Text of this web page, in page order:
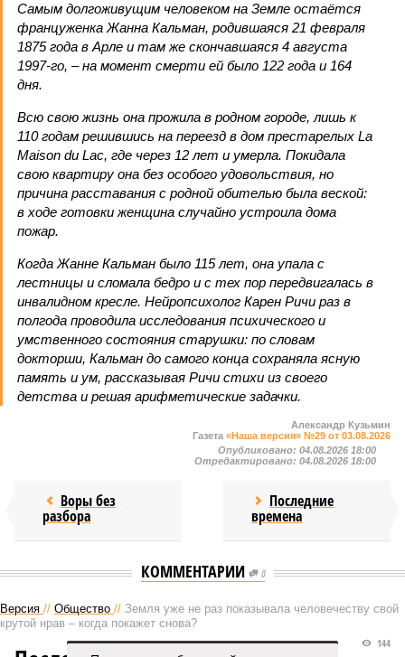
Самым долгоживущим человеком на Земле остаётся
француженка Жанна Кальман, родившаяся 21 февраля
1875 года в Арле и там же скончавшаяся 4 августа
1997-го, – на момент смерти ей было 122 года и 164
дня.
Всю свою жизнь она прожила в родном городе, лишь к
110 годам решившись на переезд в дом престарелых La
Maison du Lac, где через 12 лет и умерла. Покидала
свою квартиру она без особого удовольствия, но
причина расставания с родной обителью была веской:
в ходе готовки женщина случайно устроила дома
пожар.
Когда Жанне Кальман было 115 лет, она упала с
лестницы и сломала бедро и с тех пор передвигалась в
инвалидном кресле. Нейропсихолог Карен Ричи раз в
полгода проводила исследования психического и
умственного состояния старушки: по словам
докторши, Кальман до самого конца сохраняла ясную
память и ум, рассказывая Ричи стихи из своего
детства и решая арифметические задачки.
Александр Кузьмин
Газета «Наша версия» №29 от 03.08.2026
Опубликовано: 04.08.2026 18:00
Отредактировано: 04.08.2026 18:00
Воры без
разбора
Последние
времена
КОММЕНТАРИИ 0
Версия // Общество // Земля уже не раз показывала человечеству свой
крутой нрав – когда покажет снова?
144